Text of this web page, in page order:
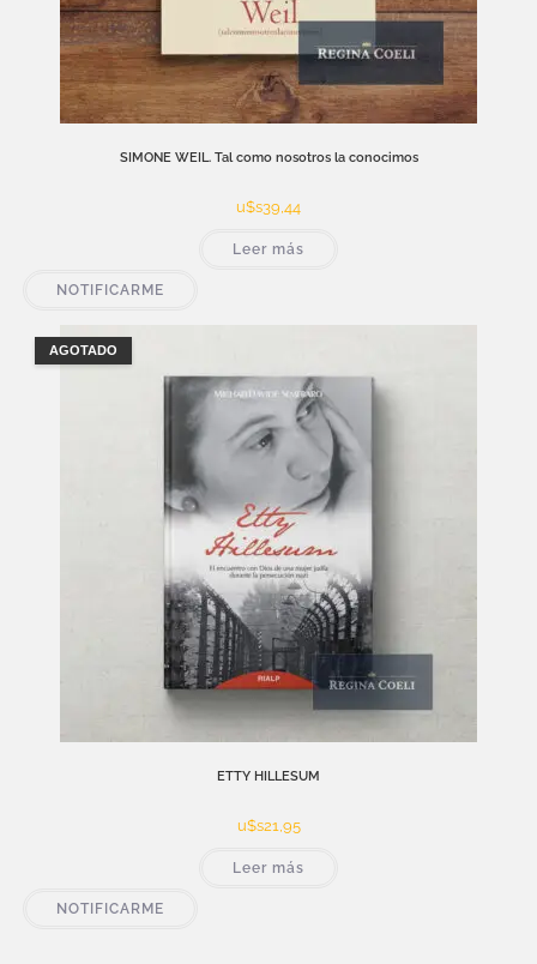
SIMONE WEIL. Tal como nosotros la conocimos
u$s39,44
Leer más
NOTIFICARME
AGOTADO
ETTY HILLESUM
u$s21,95
Leer más
NOTIFICARME